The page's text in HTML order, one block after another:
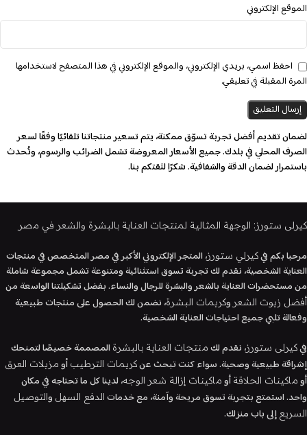
الموقع الإلكتروني
احفظ اسمي، بريدي الإلكتروني، والموقع الإلكتروني في هذا المتصفح لاستخدامها
المرة المقبلة في تعليقي.
لضمان تقديم أفضل تجربة تسوّق ممكنة، يتم تسعير منتجاتنا تلقائيًا وفقًا لسعر
الصرف المحلي في بلدك. جميع الأسعار المعروضة تشمل الضرائب والرسوم، وتُحدث
باستمرار لضمان الدقة والشفافية. شكرًا لثقتكم بنا.
كيرلى ستورز: الوجهة المثالية لمنتجات العناية بالبشرة والشعر في مصر
مرحبا بكم فيكيرلي ستورز، المتجر الإلكتروني الأكبر في مصر المتخصص في منتجات
العناية الشخصية، نقدم لك تجربة تسوق استثنائية ومتنوعة تشمل مجموعة شاملة
من مستحضرات العناية بالشعر والبشرة للرجال والنساء. بفضل تشكيلتنا الواسعة من
أفضل زيوت الشعروكريمات البشرة، نضمن لك الحصول على منتجات طبيعية
وفعالة تلبي جميع احتياجات العناية الشخصية.
فيكيرلى ستورز، نقدم لك منتجات العناية بالبشرة المصممة خصيصًا لتمنحك
إشراقة طبيعية وصحية. سواء كنت تبحث عنكريمات الترطيب أو مزيلات العرق
أو ماكينات الحلاقة أو ماكينات إزالة شعر الوجه، لدينا كل ما تحتاجه في مكان
واحد. استمتع بتجربة تسوق مريحة وآمنة، مع خدمات الدفع السهل والتوصيل
السريع إلى باب منزلك.